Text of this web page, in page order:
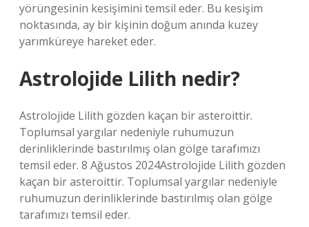
yörüngesinin kesişimini temsil eder. Bu kesişim
noktasında, ay bir kişinin doğum anında kuzey
yarımküreye hareket eder.
Astrolojide Lilith nedir?
Astrolojide Lilith gözden kaçan bir asteroittir.
Toplumsal yargılar nedeniyle ruhumuzun
derinliklerinde bastırılmış olan gölge tarafımızı
temsil eder. 8 Ağustos 2024Astrolojide Lilith gözden
kaçan bir asteroittir. Toplumsal yargılar nedeniyle
ruhumuzun derinliklerinde bastırılmış olan gölge
tarafımızı temsil eder.